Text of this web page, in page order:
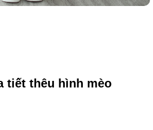
tiết thêu hình mèo